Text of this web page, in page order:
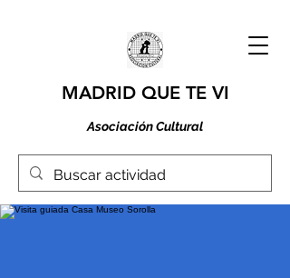
MADRID QUE TE VI
Asociación Cultural